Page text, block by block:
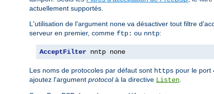
actuellement supportés.
L'utilisation de l'argument none va désactiver tout filtre
serveur en premier, comme ftp: ou nntp:
AcceptFilter nntp none
Les noms de protocoles par défaut sont https pour le port
ajoutez l'argument protocolà la directive Listen